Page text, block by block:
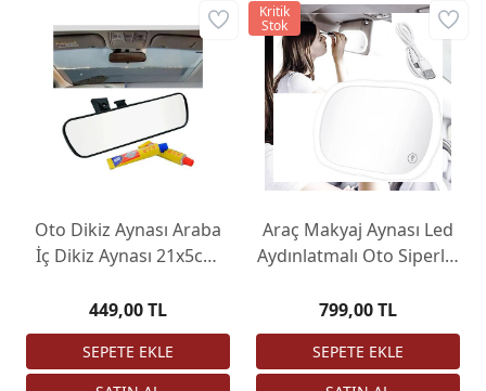
Oto Dikiz Aynası Araba
İç Dikiz Aynası 21x5cm
449,00 TL
Araç Makyaj Aynası Led
Aydınlatmalı Oto Siperlik
Beyaz
799,00 TL
Kritik
Stok